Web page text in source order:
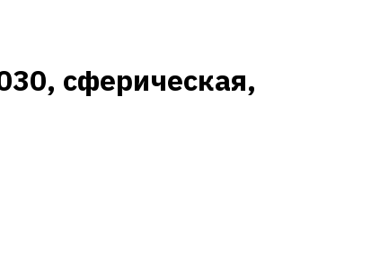
сферическая,